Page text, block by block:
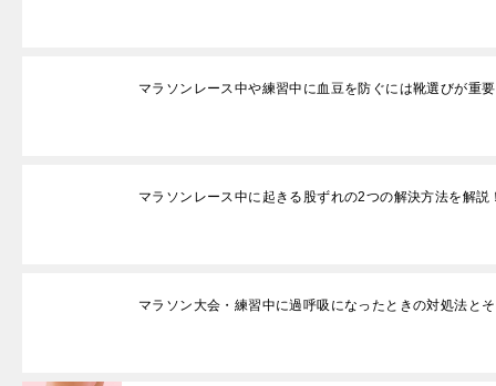
マラソンレース中や練習中に血豆を防ぐには靴選びが重
マラソンレース中に起きる股ずれの2つの解決方法を解説
マラソン大会・練習中に過呼吸になったときの対処法と